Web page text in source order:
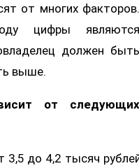
от многих факторов.
цифры являются
должен быть
выше.
от следующих
до 4,2 тысяч